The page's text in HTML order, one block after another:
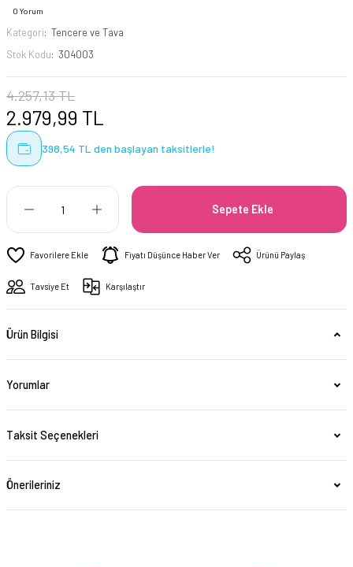
0 Yorum
Kategori
Tencere ve Tava
Stok Kodu
304003
4.257,13 TL
2.979,99 TL
398,54 TL den başlayan taksitlerle!
Sepete Ekle
Fiyatı Düşünce Haber Ver Ürünü Paylaş
Tavsiye Et Karşılaştır
Ürün Bilgisi
Yorumlar
Taksit Seçenekleri
Önerileriniz